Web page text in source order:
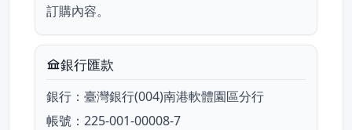
訂購內容。
銀行匯款
銀行：臺灣銀行(004)南港軟體園區分行
帳號：225-001-00008-7